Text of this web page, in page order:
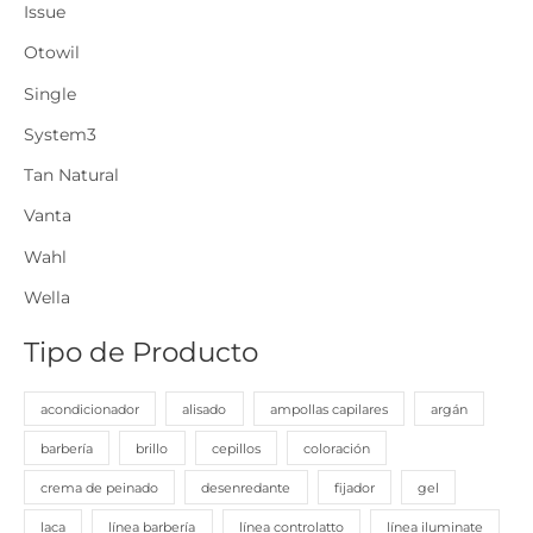
:Issue
Otowil
Single
System3
Tan Natural
Vanta
Wahl
Wella
Tipo de Producto
acondicionador alisado ampollas capilares argán
barbería brillo cepillos coloración
crema de peinado desenredante fijador gel
laca línea barbería línea controlatto línea iluminate